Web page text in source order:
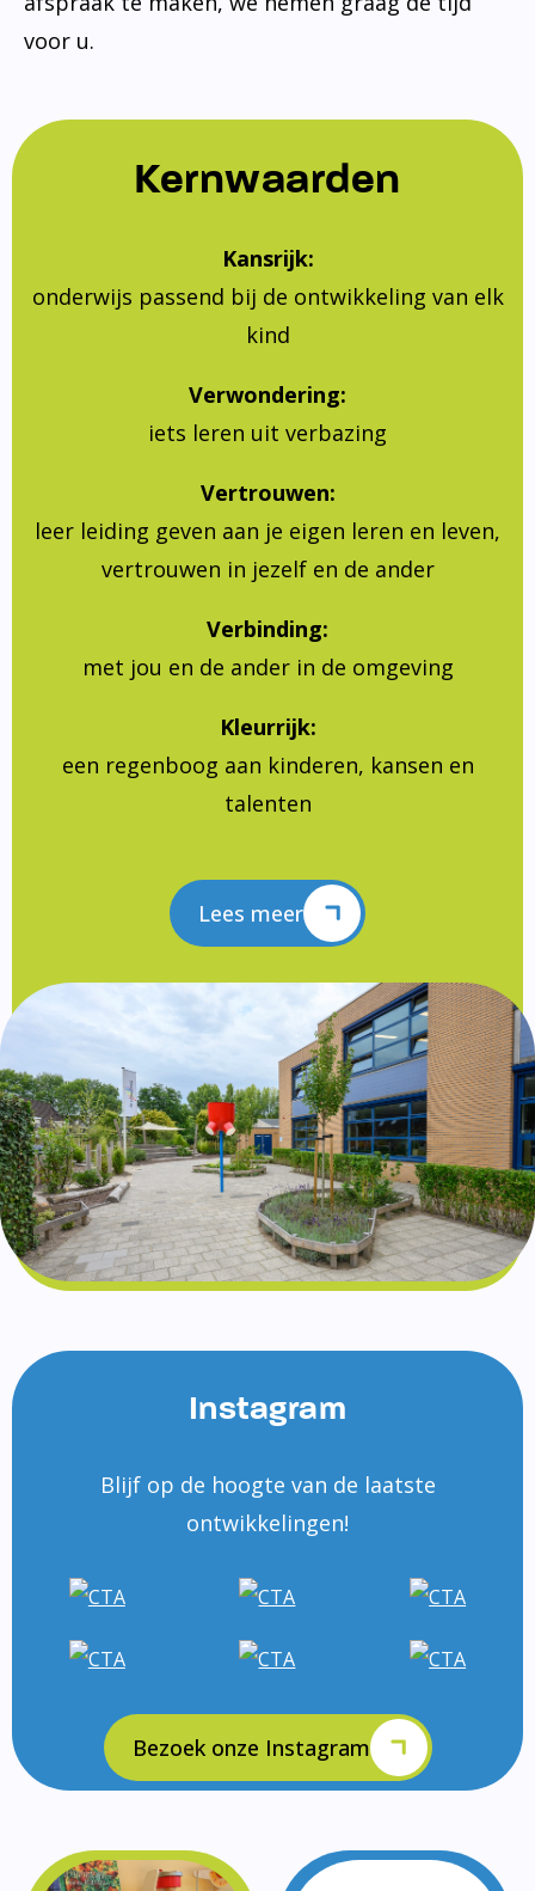
voor u.
Kernwaarden
Kansrijk:
onderwijs passend bij de ontwikkeling van elk
kind
Verwondering:
iets leren uit verbazing
Vertrouwen:
leer leiding geven aan je eigen leren en leven,
vertrouwen in jezelf en de ander
Verbinding:
met jou en de ander in de omgeving
Kleurrijk:
een regenboog aan kinderen, kansen en
talenten
Lees meer
Instagram
Blijf op de hoogte van de laatste
ontwikkelingen!
Bezoek onze Instagram